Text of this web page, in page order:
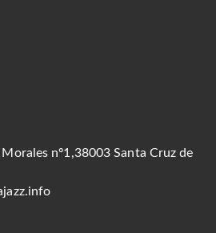
nº1,38003 Santa Cruz de